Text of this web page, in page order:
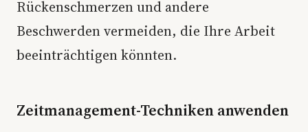
Rückenschmerzen und andere
Beschwerden vermeiden, die Ihre Arbeit
beeinträchtigen könnten.
Zeitmanagement-Techniken anwenden